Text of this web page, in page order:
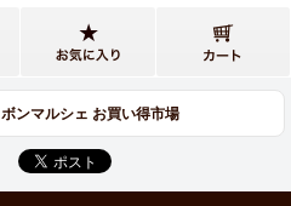
ボンマルシェ お買い得市場